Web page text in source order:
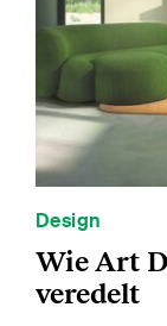
Design
Wie Art
veredelt